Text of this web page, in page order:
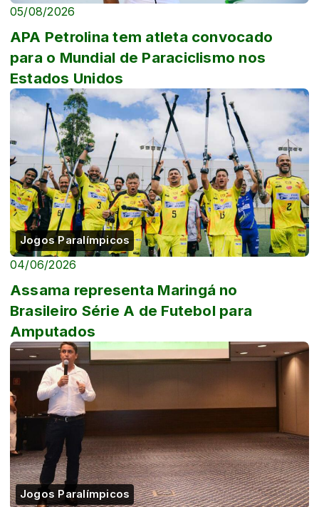
05/08/2026
APA Petrolina tem atleta convocado
para o Mundial de Paraciclismo nos
Estados Unidos
Jogos Paralímpicos
04/06/2026
Assama representa Maringá no
Brasileiro Série A de Futebol para
Amputados
Jogos Paralímpicos